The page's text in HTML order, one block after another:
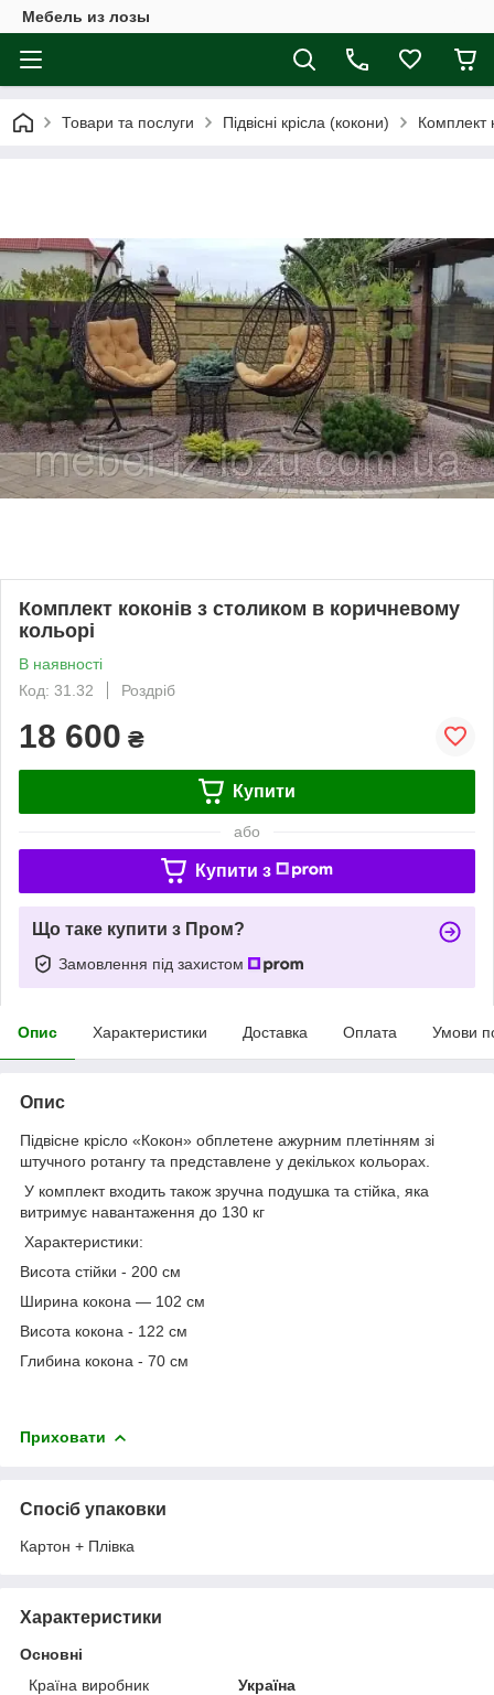
Мебель из лозы
Товари та послуги Підвісні крісла (кокони) Комплект
Комплект коконів з столиком в коричневому
кольорі
В наявності
Код: 31.32
Роздріб
18 600 ₴
Купити
або
Купити з
Що таке купити з Пром?
Замовлення під захистом
Опис Характеристики Доставка Оплата Умови
Опис
Підвісне крісло «Кокон» обплетене ажурним плетінням зі
штучного ротангу та представлене у декількох кольорах.
У комплект входить також зручна подушка та стійка, яка
витримує навантаження до 130 кг
Характеристики:
Висота стійки - 200 см
Ширина кокона — 102 см
Висота кокона - 122 см
Глибина кокона - 70 см
Приховати
Спосіб упаковки
Картон + Плівка
Характеристики
Основні
Країна виробник
Україна